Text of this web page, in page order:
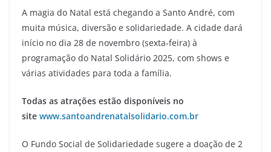
A magia do Natal está chegando a Santo André, com
muita música, diversão e solidariedade. A cidade dará
início no dia 28 de novembro (sexta-feira) à
programação do Natal Solidário 2025, com shows e
várias atividades para toda a família.
Todas as atrações estão disponíveis no
site www.santoandrenatalsolidario.com.br
O Fundo Social de Solidariedade sugere a doação de 2